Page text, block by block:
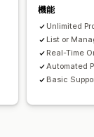
機能
Unlimited
List or
Real-Time
Automated
Basic